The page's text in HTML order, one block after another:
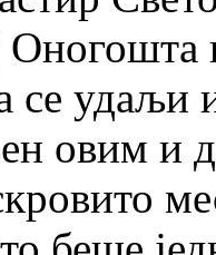
удаљи
овим и